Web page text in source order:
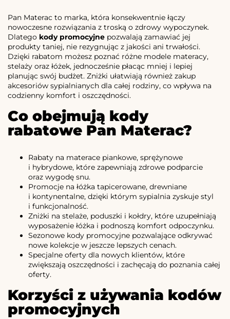
Pan Materac to marka, która konsekwentnie łączy
nowoczesne rozwiązania z troską o zdrowy wypoczynek.
Dlatego kody promocyjne pozwalają zamawiać jej
produkty taniej, nie rezygnując z jakości ani trwałości.
Dzięki rabatom możesz poznać różne modele materacy,
stelaży oraz łóżek, jednocześnie płacąc mniej i lepiej
planując swój budżet. Zniżki ułatwiają również zakup
akcesoriów sypialnianych dla całej rodziny, co wpływa na
codzienny komfort i oszczędności.
Co obejmują kody
rabatowe Pan Materac?
Rabaty na materace piankowe, sprężynowe
i hybrydowe, które zapewniają zdrowe podparcie
oraz wygodę snu.
Promocje na łóżka tapicerowane, drewniane
i kontynentalne, dzięki którym sypialnia zyskuje styl
i funkcjonalność.
Zniżki na stelaże, poduszki i kołdry, które uzupełniają
wyposażenie łóżka i podnoszą komfort odpoczynku.
Sezonowe kody promocyjne pozwalające odkrywać
nowe kolekcje w jeszcze lepszych cenach.
Specjalne oferty dla nowych klientów, które
zwiększają oszczędności i zachęcają do poznania całej
oferty.
Korzyści z używania kodów
promocyjnych